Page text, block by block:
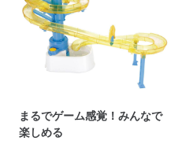
まるでゲーム感覚！みんなで
楽しめる